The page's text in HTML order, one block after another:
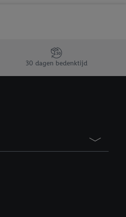
30 dagen bedenktijd